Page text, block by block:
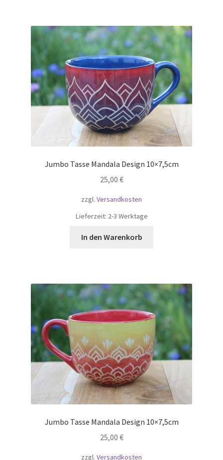
Jumbo Tasse Mandala Design 10×7,5cm
25,00 €
zzgl. Versandkosten
Lieferzeit: 2-3 Werktage
In den Warenkorb
Jumbo Tasse Mandala Design 10×7,5cm
25,00 €
zzgl. Versandkosten